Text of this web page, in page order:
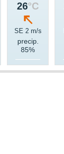
26°C
SE 2 m/s
precip.
85%